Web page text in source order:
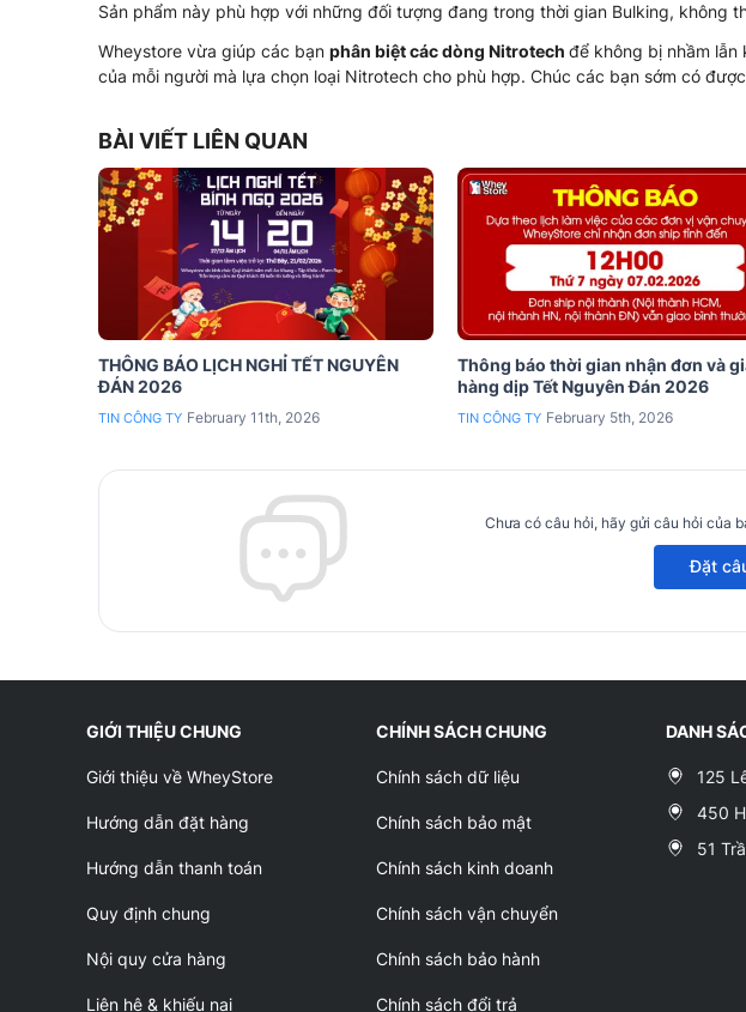
Sản phẩm này phù hợp với những đối tượng đang trong thời gian Bulking, không
Wheystore vừa giúp các bạn phân biệt các dòng Nitrotech để không bị nhầm lẫn
của mỗi người mà lựa chọn loại Nitrotech cho phù hợp. Chúc các bạn sớm có
BÀI VIẾT LIÊN QUAN
THÔNG BÁO LỊCH NGHỈ TẾT NGUYÊN
ĐÁN 2026
TIN CÔNG TY February 11th, 2026
Thông báo thời gian nhận đơn và
hàng dịp Tết Nguyên Đán 2026
TIN CÔNG TY February 5th, 2026
Chưa có câu hỏi, hãy gửi câu hỏi của
Đặt
GIỚI THIỆU CHUNG
Giới thiệu về WheyStore
Hướng dẫn đặt hàng
Hướng dẫn thanh toán
Quy định chung
Nội quy cửa hàng
Liên hệ & khiếu nại
CHÍNH SÁCH CHUNG
Chính sách dữ liệu
Chính sách bảo mật
Chính sách kinh doanh
Chính sách vận chuyển
Chính sách bảo hành
Chính sách đổi trả
DANH
125
450
51